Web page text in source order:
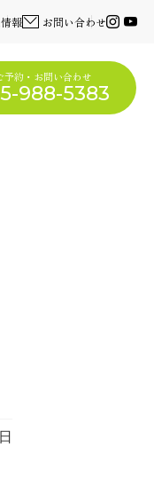
報 お問い合わせ
予約・お問い合わせ
988-5383